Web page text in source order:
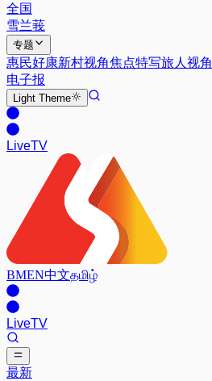
全国
雪兰莪
专题
惠民好康新村视角焦点特写旅人视角
电子报
Light Theme
LiveTV
BMEN中文தமிழ்
LiveTV
最新